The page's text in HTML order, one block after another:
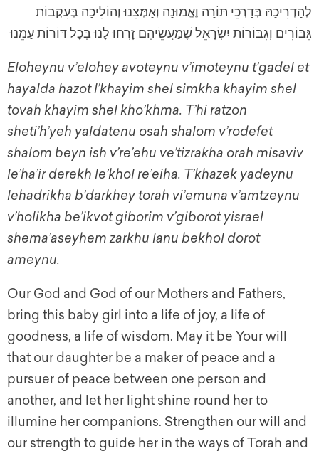
לְהַדְרִיכָהּ בְּדַרְכֵי תּוֹרָה וֶאֱמוּנָה וְאַמְּצֵנוּ וְהוֹלִיכָה בְּעִקְבוֹת
גִּבּוֹרִים וְגִבּוֹרוֹת יִשְׂרָאֵל שֶׁמַּעֲשֵׂיהֶם זָרְחוּ לָנוּ בְּכָל דּוֹרוֹת עַמֵּנוּ
Eloheynu v’elohey avoteynu v’imoteynu t’gadel et
hayalda hazot l’khayim shel simkha khayim shel
tovah khayim shel kho’khma. T’hi ratzon
sheti’h’yeh yaldatenu osah shalom v’rodefet
shalom beyn ish v’re’ehu ve’tizrakha orah misaviv
le’ha’ir derekh le’khol re’eiha. T’khazek yadeynu
lehadrikha b’darkhey torah vi’emuna v’amtzeynu
v’holikha be’ikvot giborim v’giborot yisrael
shema’aseyhem zarkhu lanu bekhol dorot
ameynu.
Our God and God of our Mothers and Fathers,
bring this baby girl into a life of joy, a life of
goodness, a life of wisdom. May it be Your will
that our daughter be a maker of peace and a
pursuer of peace between one person and
another, and let her light shine round her to
illumine her companions. Strengthen our will and
our strength to guide her in the ways of Torah and